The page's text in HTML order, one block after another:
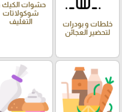
خلطات و بودرات
لتحضير العجائن
حشوات الكيك
شوكولاتات
التغليف